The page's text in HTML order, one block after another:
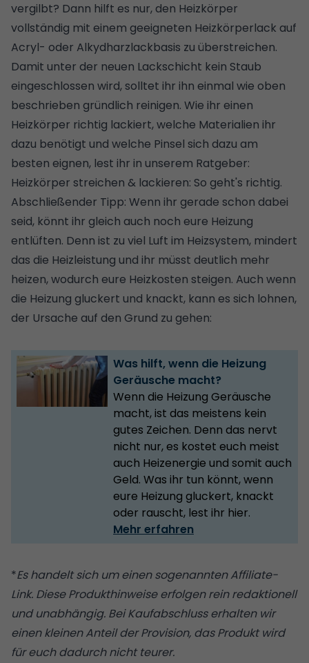
vergilbt? Dann hilft es nur, den Heizkörper
vollständig mit einem geeigneten Heizkörperlack auf
Acryl- oder Alkydharzlackbasis zu überstreichen.
Damit unter der neuen Lackschicht kein Staub
eingeschlossen wird, solltet ihr ihn einmal wie oben
beschrieben gründlich reinigen. Wie ihr einen
Heizkörper richtig lackiert, welche Materialien ihr
dazu benötigt und welche Pinsel sich dazu am
besten eignen, lest ihr in unserem Ratgeber:
Heizkörper streichen & lackieren: So geht's richtig.
Abschließender Tipp: Wenn ihr gerade schon dabei
seid, könnt ihr gleich auch noch eure Heizung
entlüften. Denn ist zu viel Luft im Heizsystem, mindert
das die Heizleistung und ihr müsst deutlich mehr
heizen, wodurch eure Heizkosten steigen. Auch wenn
die Heizung gluckert und knackt, kann es sich lohnen,
der Ursache auf den Grund zu gehen:
Was hilft, wenn die Heizung
Geräusche macht?
Wenn die Heizung Geräusche
macht, ist das meistens kein
gutes Zeichen. Denn das nervt
nicht nur, es kostet euch meist
auch Heizenergie und somit auch
Geld. Was ihr tun könnt, wenn
eure Heizung gluckert, knackt
oder rauscht, lest ihr hier.
Mehr erfahren
*Es handelt sich um einen sogenannten Affiliate-
Link. Diese Produkthinweise erfolgen rein redaktionell
und unabhängig. Bei Kaufabschluss erhalten wir
einen kleinen Anteil der Provision, das Produkt wird
für euch dadurch nicht teurer.